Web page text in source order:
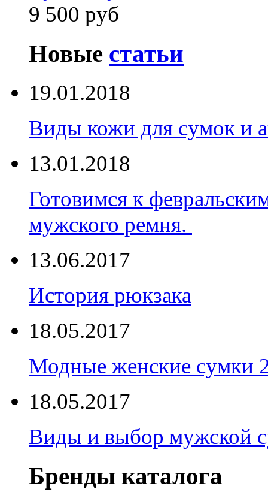
9 500 руб
Новые статьи
19.01.2018
Виды кожи для сумок и
13.01.2018
Готовимся к
мужского ремня.
13.06.2017
История рюкзака
18.05.2017
Модные женские сумки
18.05.2017
Виды и выбор мужской
Бренды каталога